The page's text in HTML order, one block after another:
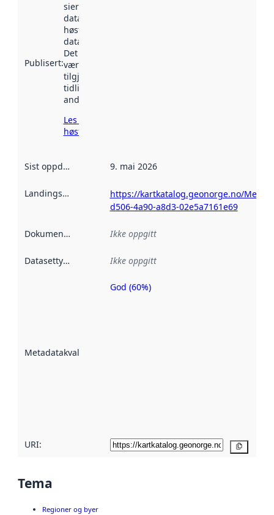
Publisert:
sier når
datasettet ble
høstet av
data.norge.no.
Det kan ha
vært
tilgjengelig
tidligere
andre steder.
Les mer om
høsting her
Sist oppdatert 9. mai 2026
Landingsside
https://kartkatalog.geonorge.no/
d506-4a90-a8d3-02e5a7161e69
Dokumentasjon Ikke oppgitt
Datasettype Ikke oppgitt
Metadatakvalitet
Metadatakvalitet
God (60%)
URI:
Tema
Regioner og byer